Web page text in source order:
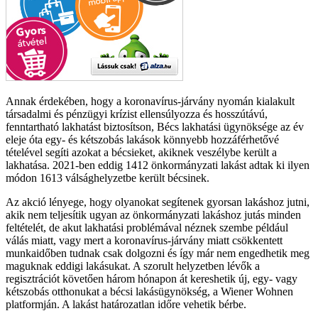
Annak érdekében, hogy a koronavírus-járvány nyomán kialakult
társadalmi és pénzügyi krízist ellensúlyozza és hosszútávú,
fenntartható lakhatást biztosítson, Bécs lakhatási ügynöksége az év
eleje óta egy- és kétszobás lakások könnyebb hozzáférhetővé
tételével segíti azokat a bécsieket, akiknek veszélybe került a
lakhatása. 2021-ben eddig 1412 önkormányzati lakást adtak ki ilyen
módon 1613 válsághelyzetbe került bécsinek.
Az akció lényege, hogy olyanokat segítenek gyorsan lakáshoz jutni,
akik nem teljesítik ugyan az önkormányzati lakáshoz jutás minden
feltételét, de akut lakhatási problémával néznek szembe például
válás miatt, vagy mert a koronavírus-járvány miatt csökkentett
munkaidőben tudnak csak dolgozni és így már nem engedhetik meg
maguknak eddigi lakásukat. A szorult helyzetben lévők a
regisztrációt követően három hónapon át kereshetik új, egy- vagy
kétszobás otthonukat a bécsi lakásügynökség, a Wiener Wohnen
platformján. A lakást határozatlan időre vehetik bérbe.